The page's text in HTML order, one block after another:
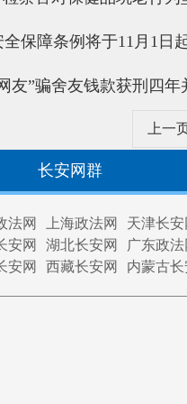
保障条例将于11月1日
友”骗舍友钱款获刑四年
上一
长安网群
法网 上海政法网 天津长安
安网 湖北长安网 广东政法
安网 西藏长安网 内蒙古长